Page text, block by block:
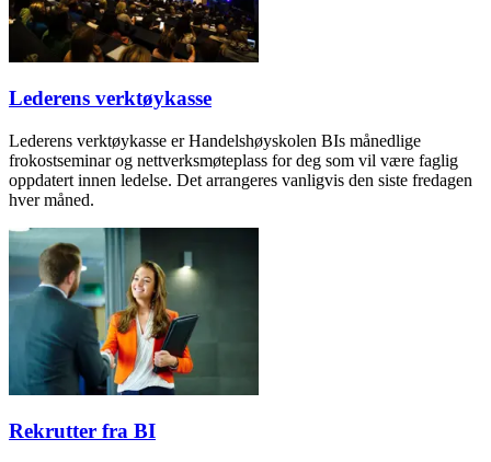
Lederens verktøykasse
Lederens verktøykasse er Handelshøyskolen BIs månedlige
frokostseminar og nettverksmøteplass for deg som vil være faglig
oppdatert innen ledelse. Det arrangeres vanligvis den siste fredagen
hver måned.
Rekrutter fra BI